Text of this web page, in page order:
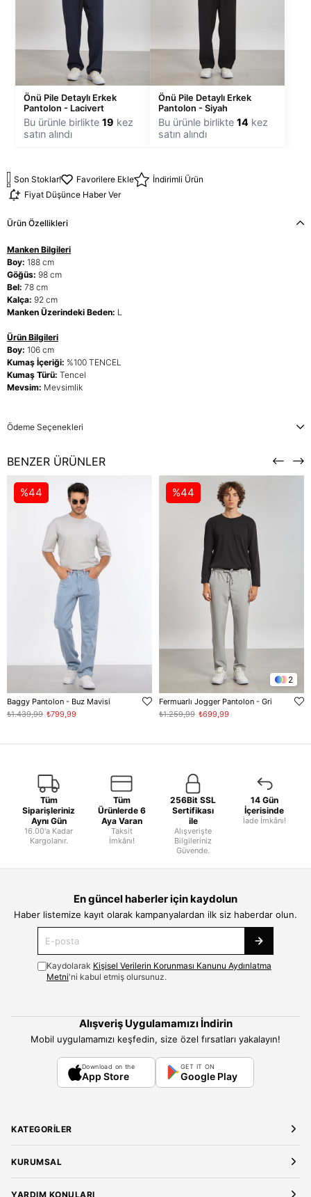
Önü Pile Detaylı Erkek
Pantolon - Lacivert
Bu ürünle birlikte 19 kez
satın alındı
Önü Pile Detaylı Erkek
Pantolon - Siyah
Bu ürünle birlikte 14kez
satın alındı
Son Stoklar! Favorilere Ekle
İndirimli Ürün
Fiyat Düşünce Haber Ver
Ürün Özellikleri
Manken Bilgileri
Boy: 188 cm
Göğüs: 98 cm
Bel: 78 cm
Kalça: 92 cm
Manken Üzerindeki Beden: L
Ürün Bilgileri
Boy: 106 cm
Kumaş İçeriği: %100 TENCEL
Kumaş Türü: Tencel
Mevsim: Mevsimlik
Ödeme Seçenekleri
BENZER ÜRÜNLER
Baggy Pantolon - Buz Mavisi
₺799,99
₺1.439,99
%44
2
Fermuarlı Jogger Pantolon - Gri
₺699,99
₺1.259,99
%44
Tüm
Siparişleriniz
Aynı Gün
16.00'a Kadar
Kargolanır.
Tüm
Ürünlerde 6
Aya Varan
Taksit
İmkânı!
256Bit SSL
Sertifikası
ile
Alışverişte
Bilgileriniz
Güvende.
14 Gün
İçerisinde
İade İmkânı!
En güncel haberler için kaydolun
Haber listemize kayıt olarak kampanyalardan ilk siz haberdar olun.
Kaydolarak Kişisel Verilerin Korunması Kanunu Aydınlatma
Metni'ni kabul etmiş olursunuz.
Alışveriş Uygulamamızı İndirin
Mobil uygulamamızı keşfedin, size özel fırsatları yakalayın!
Download on the
App Store
GET IT ON
Google Play
KATEGORILER
KURUMSAL
YARDIM KONULARI